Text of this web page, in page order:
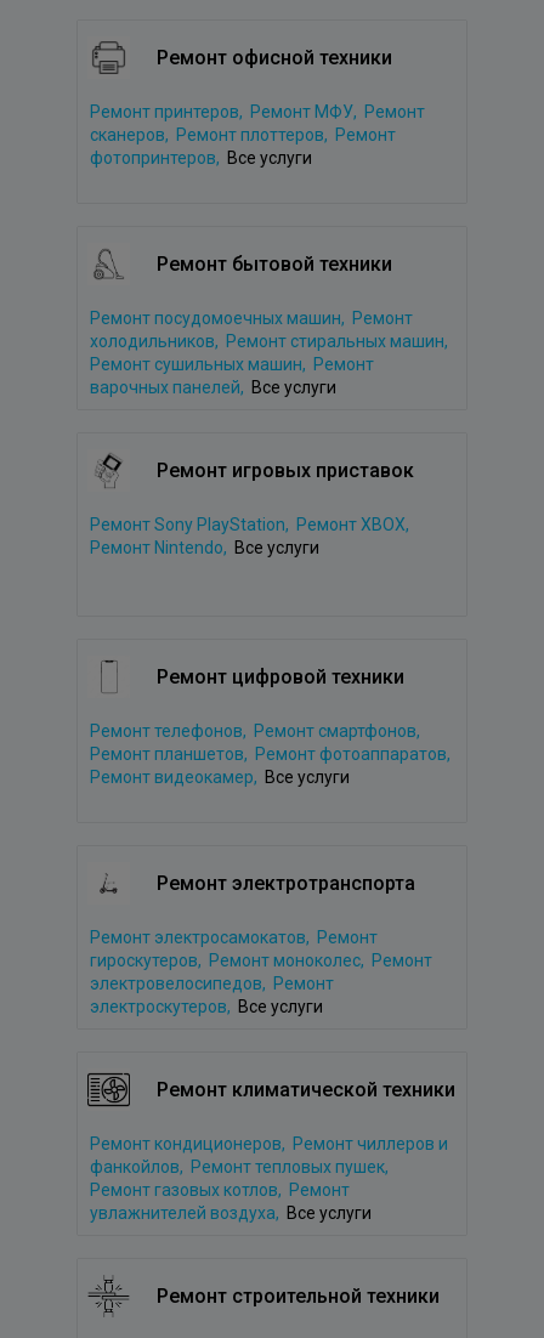
Ремонт офисной техники
Ремонт принтеров, Ремонт МФУ, Ремонт
сканеров, Ремонт плоттеров, Ремонт
фотопринтеров, Все услуги
Ремонт бытовой техники
Ремонт посудомоечных машин, Ремонт
холодильников, Ремонт стиральных машин,
Ремонт сушильных машин, Ремонт
варочных панелей, Все услуги
Ремонт игровых приставок
Ремонт Sony PlayStation, Ремонт XBOX,
Ремонт Nintendo, Все услуги
Ремонт цифровой техники
Ремонт телефонов, Ремонт смартфонов,
Ремонт планшетов, Ремонт фотоаппаратов,
Ремонт видеокамер, Все услуги
Ремонт электротранспорта
Ремонт электросамокатов, Ремонт
гироскутеров, Ремонт моноколес, Ремонт
электровелосипедов, Ремонт
электроскутеров, Все услуги
Ремонт климатической техники
Ремонт кондиционеров, Ремонт чиллеров и
фанкойлов, Ремонт тепловых пушек,
Ремонт газовых котлов, Ремонт
увлажнителей воздуха, Все услуги
Ремонт строительной техники